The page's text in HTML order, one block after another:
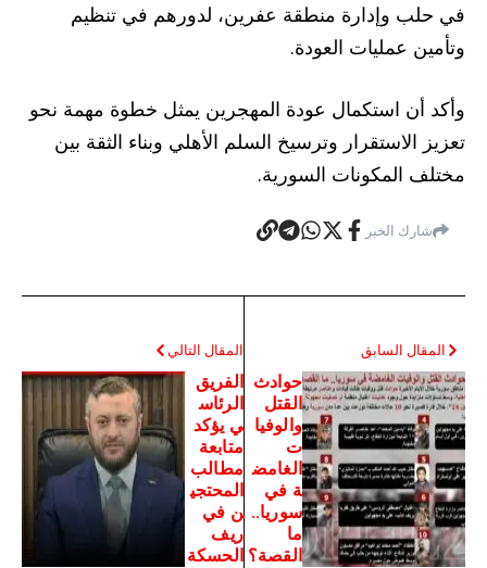
في حلب وإدارة منطقة عفرين، لدورهم في تنظيم
وتأمين عمليات العودة.
وأكد أن استكمال عودة المهجرين يمثل خطوة مهمة نحو
تعزيز الاستقرار وترسيخ السلم الأهلي وبناء الثقة بين
مختلف المكونات السورية.
شارك الخبر
المقال السابق
حوادث
القتل
والوفيا
ت
الغامض
ة في
سوريا..
ما
القصة؟
المقال التالي
الفريق
الرئاس
ي يؤكد
متابعة
مطالب
المحتجي
ن في
ريف
الحسكة